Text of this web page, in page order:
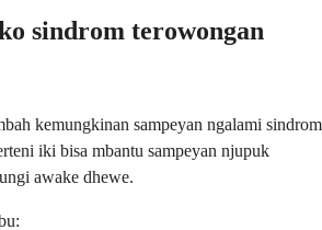
sindrom terowongan
kemungkinan sampeyan ngalami sindrom
iki bisa mbantu sampeyan njupuk
awake dhewe.